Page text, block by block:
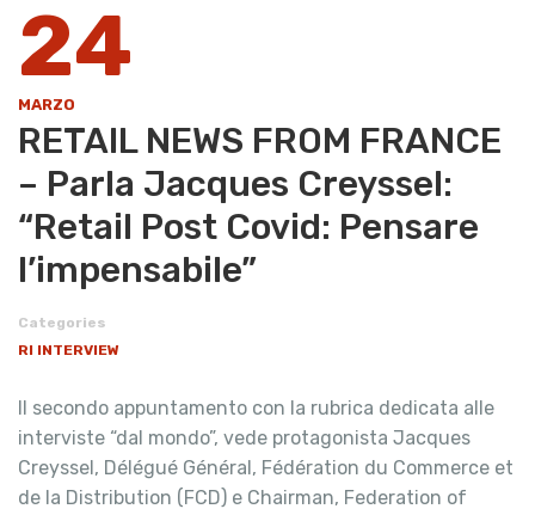
24
MARZO
RETAIL NEWS FROM FRANCE
– Parla Jacques Creyssel:
“Retail Post Covid: Pensare
l’impensabile”
Categories
RI INTERVIEW
Il secondo appuntamento con la rubrica dedicata alle
interviste “dal mondo”, vede protagonista Jacques
Creyssel, Délégué Général, Fédération du Commerce et
de la Distribution (FCD) e Chairman, Federation of